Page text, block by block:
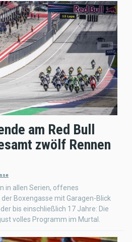
am Red Bull
zwölf Rennen
in allen Serien, offenes
der Boxengasse mit Garagen-Blick
bis einschließlich 17 Jahre: Die
volles Programm im Murtal.